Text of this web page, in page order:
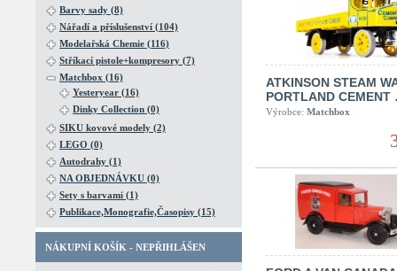
Barvy sady (8)
Nářadí a příslušenství (104)
Modelařská Chemie (116)
Stříkací pistole+kompresory (7)
Matchbox (16)
Yesteryear (16)
Dinky Collection (0)
SIKU kovové modely (2)
LEGO (0)
Autodrahy (1)
NA OBJEDNÁVKU (0)
Sety s barvami (1)
Publikace,Monografie,Časopisy (15)
NÁKUPNÍ KOŠÍK - NEPŘIHLÁŠEN
ATKINSON STEAM
PORTLAND
Výrobce: Matchbox